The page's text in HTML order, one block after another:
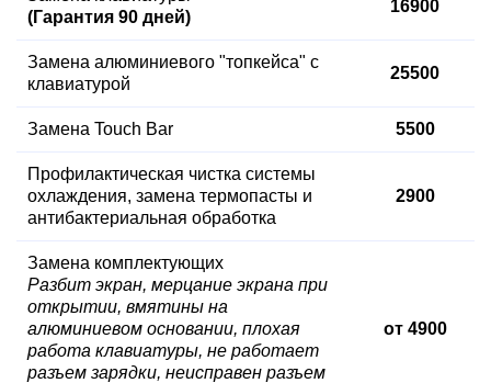
(Гарантия 90 дней)
16900
Замена алюминиевого "топкейса" с
клавиатурой
25500
Замена Touch Bar 5500
Профилактическая чистка системы
охлаждения, замена термопасты и
антибактериальная обработка
2900
Замена комплектующих
Разбит экран, мерцание экрана при
открытии, вмятины на
алюминиевом основании, плохая
работа клавиатуры, не работает
разъем зарядки, неисправен разъем
от 4900